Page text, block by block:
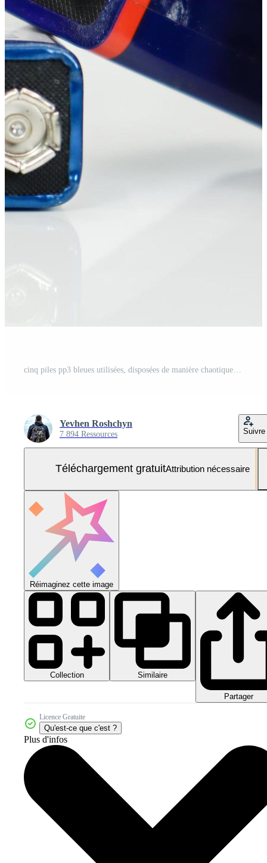
Yevhen Roshchyn
7 894 Ressources Suivre
Téléchargement gratuitAttribution nécessaire
Réimaginez cette image
Collection Similaire
Partager
Licence Gratuite
Qu'est-ce que c'est ?
Plus d'infos